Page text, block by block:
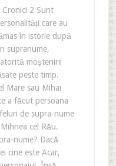
Cronici 2 Sunt
care au
în istorie după
supranume,
moștenirii
peste timp.
Mare sau Mihai
a făcut persoana
de supra-nume
cel Rău.
nume? Dacă
cine este Acar,